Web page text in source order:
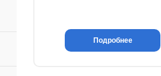
Подробнее